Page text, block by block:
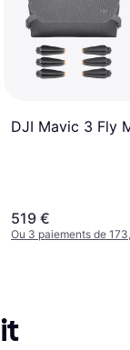
DJI Mavic 3 Fly
519 €
Ou 3 paiements de